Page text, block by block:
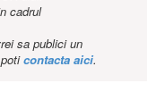
cadrul
sa publici un
contacta aici.